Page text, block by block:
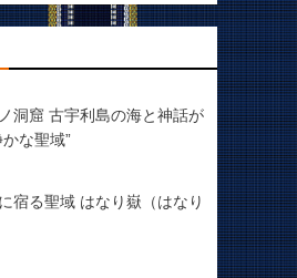
洞窟 古宇利島の海と神話が
な聖域”
宿る聖域 はなり嶽（はなり